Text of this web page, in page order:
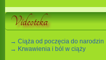
Videoteka
→ Ciąża od poczęcia do narodzin
→ Krwawienia i ból w ciąży